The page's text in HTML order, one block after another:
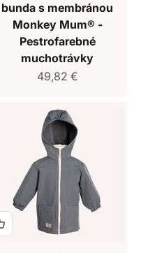
bunda s membránou
Monkey Mum® -
Pestrofarebné
muchotrávky
Predajná cena
49,82 €